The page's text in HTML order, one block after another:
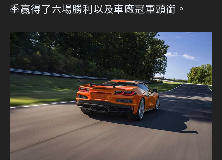
季贏得了六場勝利以及車廠冠軍頭銜。